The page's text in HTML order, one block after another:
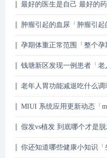
最好的医生是自己 最好的
肿瘤引起的血尿「肿瘤引起
孕期体重正常范围「整个孕
钱塘新区发现一例患者「老
老年人胃功能减退吃什么调
MIUI 系统应用更新动态「
假发vs植发 到底哪个才是
你还知道哪些健康小知识「